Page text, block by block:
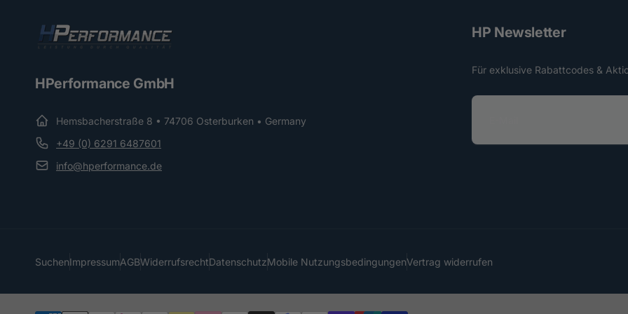
HPerformance GmbH
Hemsbacherstraße 8 • 74706 Osterburken • Germany
+49 (0) 6291 6487601
info@hperformance.de
HP Newsletter
Für exklusive Rabattcodes &
E
SuchenImpressumAGBWiderrufsrechtDatenschutzMobile NutzungsbedingungenVertrag widerrufen